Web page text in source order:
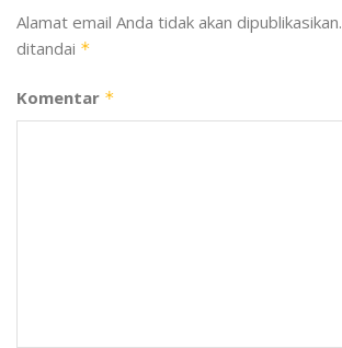
Alamat email Anda tidak akan dipublikasikan.
ditandai *
Komentar *